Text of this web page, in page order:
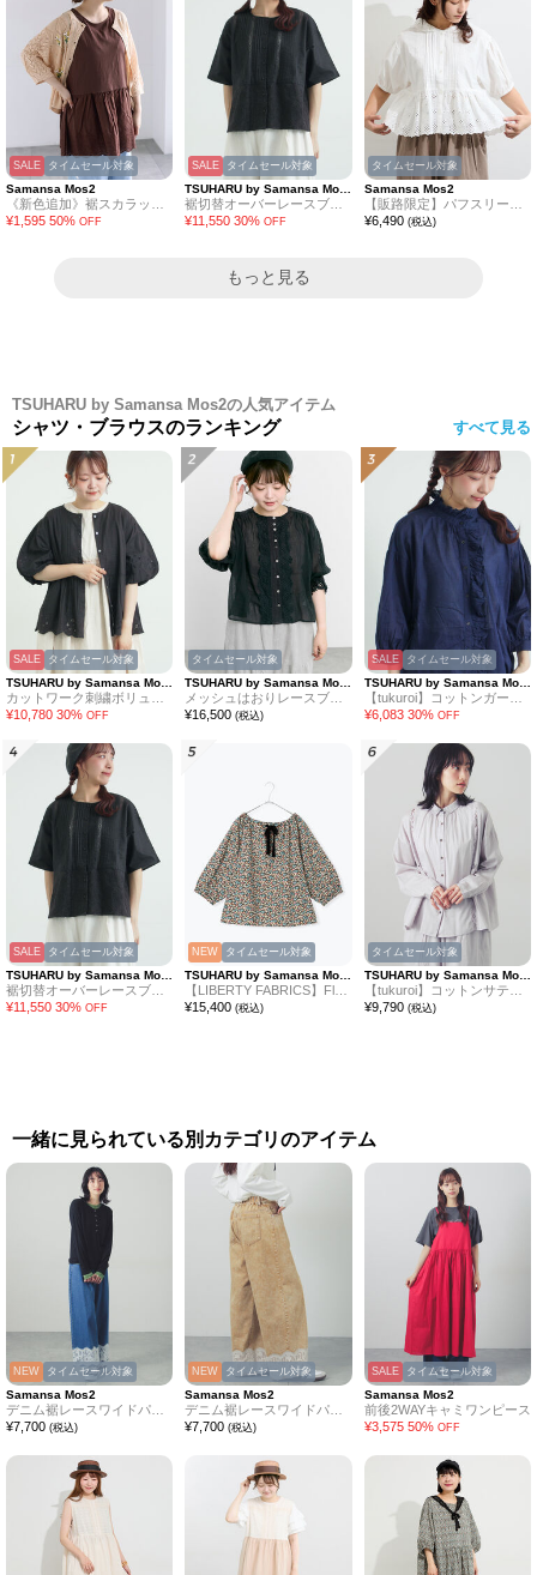
SALE タイムセール対象
Samansa Mos2
¥1,595 50% OFF
SALE タイムセール対象
TSUHARU by Samansa Mos2
¥11,550 30%OFF
タイムセール対象
Samansa Mos2
¥6,490 (税込)
もっと見る
TSUHARU by Samansa Mos2の人気アイテム
シャツ・ブラウスのランキング すべて見る
SALE タイムセール対象
¥10,780 30% OFF
タイムセール対象
¥16,500 (税込)
SALE タイムセール対象
TSUHARU by Samansa Mos2
¥6,083 30% OFF
SALE タイムセール対象
¥11,550 30% OFF
NEW タイムセール対象
¥15,400 (税込)
タイムセール対象
TSUHARU by Samansa Mos2
¥9,790 (税込)
一緒に見られている別カテゴリのアイテム
NEW タイムセール対象
Samansa Mos2
¥7,700 (税込)
NEW タイムセール対象
Samansa Mos2
¥7,700 (税込)
SALE タイムセール対象
Samansa Mos2
前後2WAYキャミワンピース
¥3,575 50% OFF